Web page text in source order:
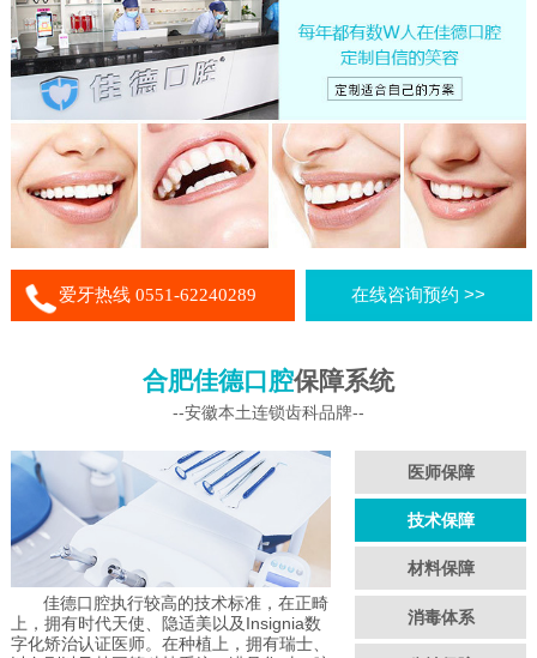
爱牙热线 0551-62240289 在线咨询预约 >>
合肥佳德口腔保障系统
--安徽本土连锁齿科品牌--
医师保障
技术保障
材料保障
消毒体系
佳德口腔执行较高的技术标准，在正畸
上，拥有时代天使、隐适美以及Insignia数
字化矫治认证医师。在种植上，拥有瑞士、